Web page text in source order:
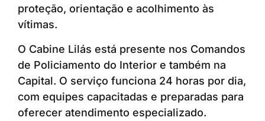
proteção, orientação e acolhimento às
vítimas.
O Cabine Lilás está presente nos Comandos
de Policiamento do Interior e também na
Capital. O serviço funciona 24 horas por dia,
com equipes capacitadas e preparadas para
oferecer atendimento especializado.